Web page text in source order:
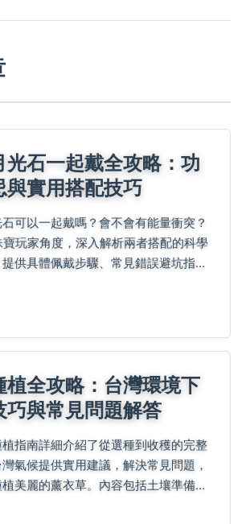
光石一起戴全攻略：功
與實用搭配技巧
可以一起戴嗎？會不會有能量衝突？
玩家角度，深入解析兩者搭配的科學
供具體佩戴步驟、常見錯誤避坑指
植全攻略：台灣環境下
巧與常見問題解答
指南詳細介紹了從選種到收穫的完整
氣候提供實用建議，解決常見問題，
美麗的薰衣草。內容包括土壤準備、